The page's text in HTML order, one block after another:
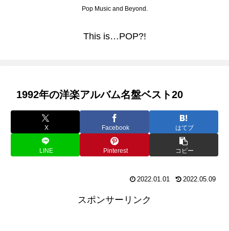
Pop Music and Beyond.
This is…POP?!
1992年の洋楽アルバム名盤ベスト20
X Facebook はてブ
LINE Pinterest コピー
2022.01.01 2022.05.09
スポンサーリンク